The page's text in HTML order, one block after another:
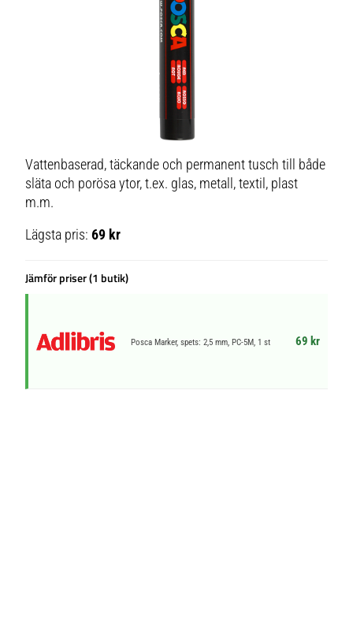
Vattenbaserad, täckande och permanent tusch till både
släta och porösa ytor, t.ex. glas, metall, textil, plast
m.m.
Lägsta pris:69 kr
Jämför priser (1 butik)
Posca Marker, spets: 2,5 mm, PC-5M, 1 st 69 kr